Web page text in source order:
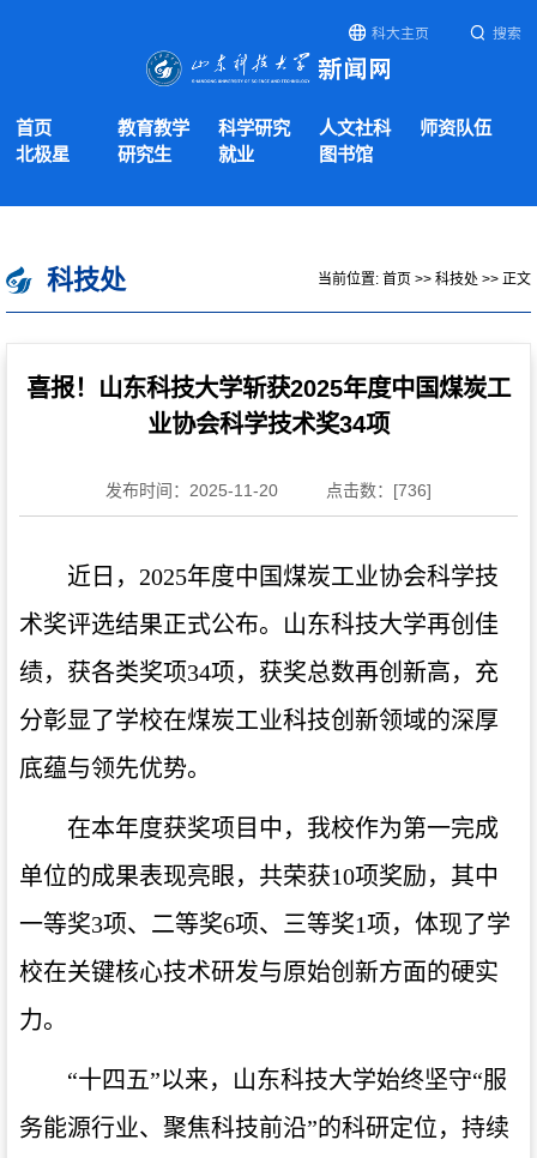
科大主页 搜索
首页 教育教学 科学研究 人文社科
师资队伍
北极星
研究生 就业 图书馆
科技处 当前位置: 首页 >> 科技处 >> 正文
喜报！山东科技大学斩获2025年度中国煤炭工
业协会科学技术奖34项
发布时间：2025-11-20 点击数：[736]
近日，2025年度中国煤炭工业协会科学技
术奖评选结果正式公布。山东科技大学再创佳
绩，获各类奖项34项，获奖总数再创新高，充
分彰显了学校在煤炭工业科技创新领域的深厚
底蕴与领先优势。
在本年度获奖项目中，我校作为第一完成
单位的成果表现亮眼，共荣获10项奖励，其中
一等奖3项、二等奖6项、三等奖1项，体现了学
校在关键核心技术研发与原始创新方面的硬实
力。
“十四五”以来，山东科技大学始终坚守“服
务能源行业、聚焦科技前沿”的科研定位，持续